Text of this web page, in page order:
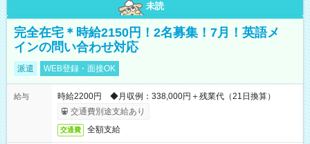
未読
完全在宅＊時給2150円！2名募集！7月！英語メ
インの問い合わせ対応
派遣 WEB登録・面接OK
給与
時給2200円 ◆月収例：338,000円＋残業代（21日換算）
交通費別途支給あり
交通費 全額支給